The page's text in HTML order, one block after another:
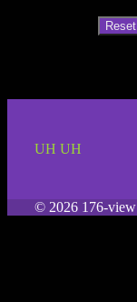
UH UH
© 2026 176-view